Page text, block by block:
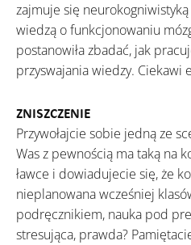
zajmuje się
wiedzą o funkcjonowaniu
postanowiła zbadać, jak
przyswajania wiedzy. Ciekawi
ZNISZCZENIE
Przywołajcie sobie jedną ze
Was z pewnością ma taką na
ławce i dowiadujecie się, że
nieplanowana wcześniej
podręcznikiem, nauka pod
stresująca, prawda?